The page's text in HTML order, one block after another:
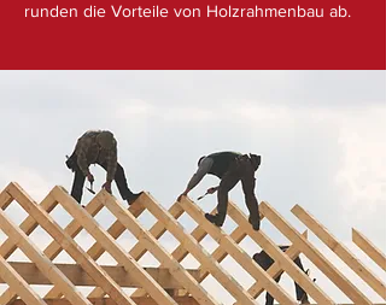
runden die Vorteile von Holzrahmenbau ab.